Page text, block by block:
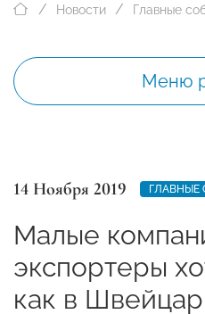
Новости Главные
Меню
14 Ноября 2019 ГЛАВНЫЕ
Малые
экспортеры
как в